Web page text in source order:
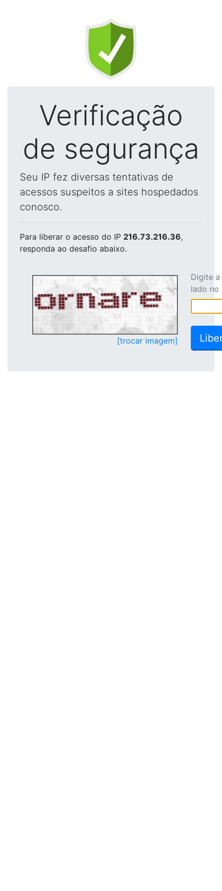
Verificação
de segurança
Seu IP fez diversas tentativas de
acessos suspeitos a sites hospedados
conosco.
Para liberar o acesso do IP 216.73.216.36,
responda ao desafio abaixo.
[trocar imagem]
Digite
lado no